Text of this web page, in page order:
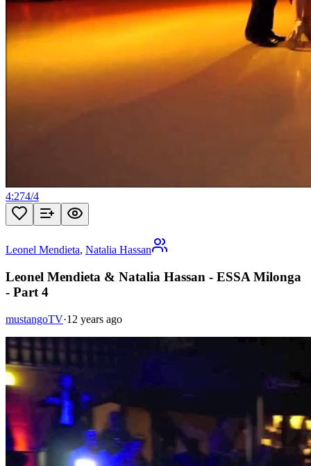
4:274/4
Leonel Mendieta, Natalia Hassan
Leonel Mendieta & Natalia Hassan - ESSA Milonga
- Part 4
mustangoTV·12 years ago